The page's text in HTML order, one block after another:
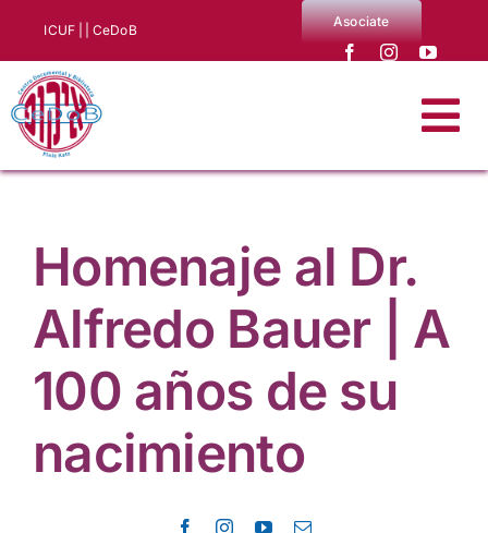
contenido
ICUF | | CeDoB
Asociate
Noticias
Producciones CeDoB
Biblioteca y archivo
Homenaje al Dr.
Alfredo Bauer | A
100 años de su
nacimiento